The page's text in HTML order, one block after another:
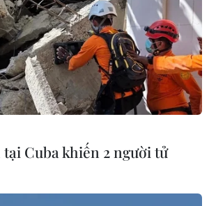
6/8
lũ cận kề,
bờ sông 'nuốt' đất
Cuba khiến 2 người tử